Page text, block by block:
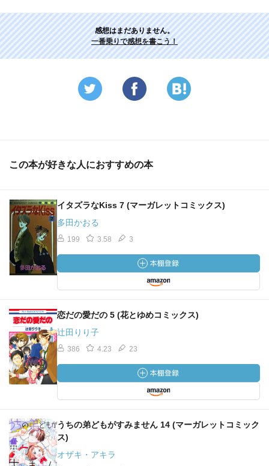
感想はまだありません。
一番乗りで感想を書こう！
この本が好きな人におすすめの本
イタズラなKiss 7 (マーガレットコミックス)
多田かおる
199 3.58 3
恋だの愛だの 5 (花とゆめコミックス)
辻田りり子
386 4.23 23
うちの弟どもがすみません 14 (マーガレットコミック
ス)
オザキ・アキラ